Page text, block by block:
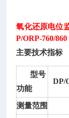
氧化还原电位
P/ORP-760/860
主要技术指标
型号
功能
DP/
测量范围